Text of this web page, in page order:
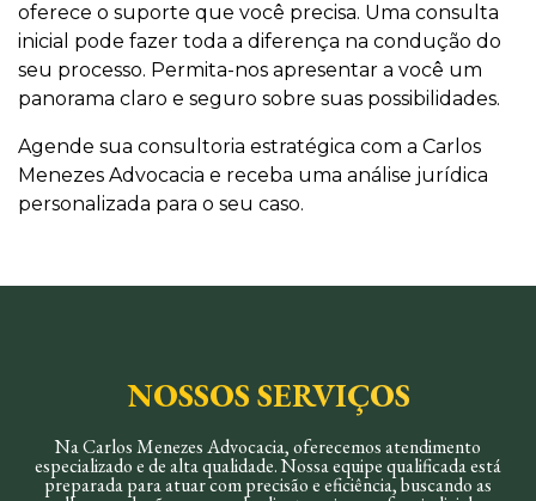
oferece o suporte que você precisa. Uma consulta
inicial pode fazer toda a diferença na condução do
seu processo. Permita-nos apresentar a você um
panorama claro e seguro sobre suas possibilidades.
Agende sua consultoria estratégica com a Carlos
Menezes Advocacia e receba uma análise jurídica
personalizada para o seu caso.
NOSSOS SERVIÇOS
Na Carlos Menezes Advocacia, oferecemos atendimento
especializado e de alta qualidade. Nossa equipe qualificada está
preparada para atuar com precisão e eficiência, buscando as